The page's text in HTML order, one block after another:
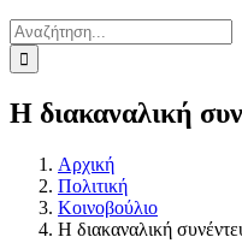
Αναζήτηση
για:
Η διακαναλική
Αρχική
Πολιτική
Κοινοβούλιο
Η διακαναλική